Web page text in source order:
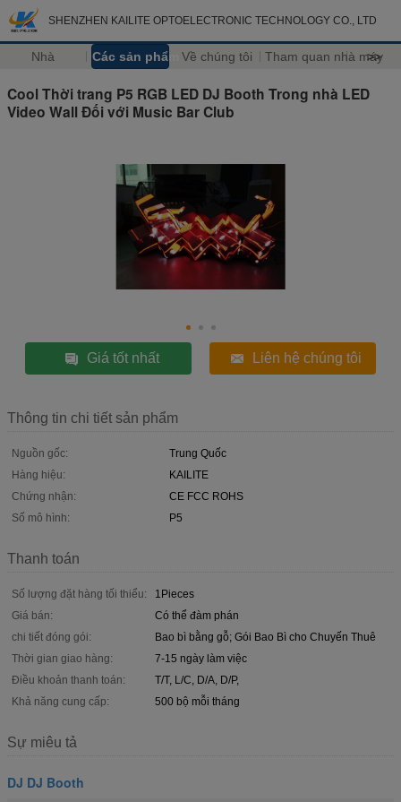
SHENZHEN KAILITE OPTOELECTRONIC TECHNOLOGY CO., LTD
Nhà Các sản phẩm Về chúng tôi Tham quan nhà máy
>>
Cool Thời trang P5 RGB LED DJ Booth Trong nhà LED
Video Wall Đối với Music Bar Club
Giá tốt nhất Liên hệ chúng tôi
Thông tin chi tiết sản phẩm
Nguồn gốc:
Trung Quốc
Hàng hiệu:
KAILITE
Chứng nhận:
CE FCC ROHS
Số mô hình:
P5
Thanh toán
Số lượng đặt hàng tối thiểu:
1Pieces
Giá bán:
Có thể đàm phán
chi tiết đóng gói:
Bao bì bằng gỗ; Gói Bao Bì cho Chuyến Thuê
Thời gian giao hàng:
7-15 ngày làm việc
Điều khoản thanh toán:
T/T, L/C, D/A, D/P,
Khả năng cung cấp:
500 bộ mỗi tháng
Sự miêu tả
DJ DJ Booth